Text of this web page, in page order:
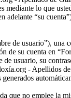
lo que
“su
de usuario”), una
su cuenta en
usuario, su
- Apellidos
no emplee la